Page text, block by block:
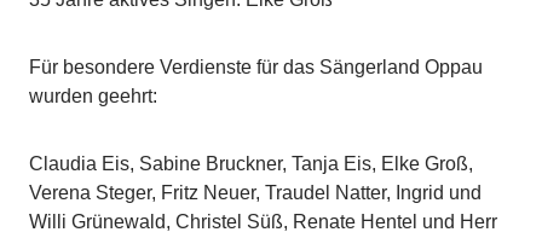
Für besondere Verdienste für das Sängerland Oppau
wurden geehrt:
Claudia Eis, Sabine Bruckner, Tanja Eis, Elke Groß,
Verena Steger, Fritz Neuer, Traudel Natter, Ingrid und
Willi Grünewald, Christel Süß, Renate Hentel und Herr